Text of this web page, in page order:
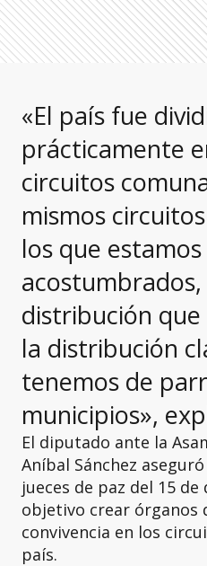
«El país fue
prácticamente
circuitos
mismos
los que estamos
acostumbrados,
distribución
la distribución
tenemos de
municipios»,
El diputado ante la
Aníbal Sánchez
jueces de paz del 15
objetivo crear órganos
convivencia en los
país.